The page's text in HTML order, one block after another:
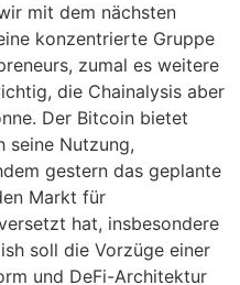
mit dem nächsten
konzentrierte Gruppe
zumal es weitere
die Chainalysis aber
Der Bitcoin bietet
seine Nutzung,
gestern das geplante
Markt für
hat, insbesondere
soll die Vorzüge einer
und DeFi-Architektur